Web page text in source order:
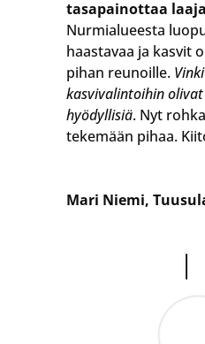
tasapainottaa
Nurmialueesta
haastavaa ja kasvit
pihan reunoille.
kasvivalintoihin
hyödyllisiä. Nyt
tekemään pihaa.
Mari Niemi,